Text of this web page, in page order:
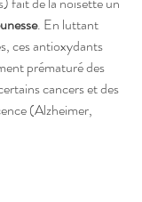
. En luttant
ces antioxydants
prématuré des
cancers et des
(Alzheimer,